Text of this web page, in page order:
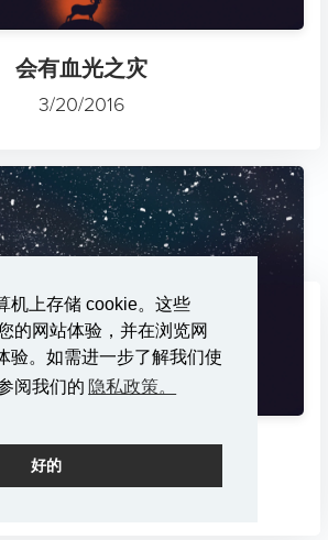
机上存储 cookie。这些
的网站体验，并在浏览网
验。如需进一步了解我们使
阅我们的 隐私政策。
好的
会有血光之灾
3/20/2016
。铭记 "中国梦"。
3/13/2016